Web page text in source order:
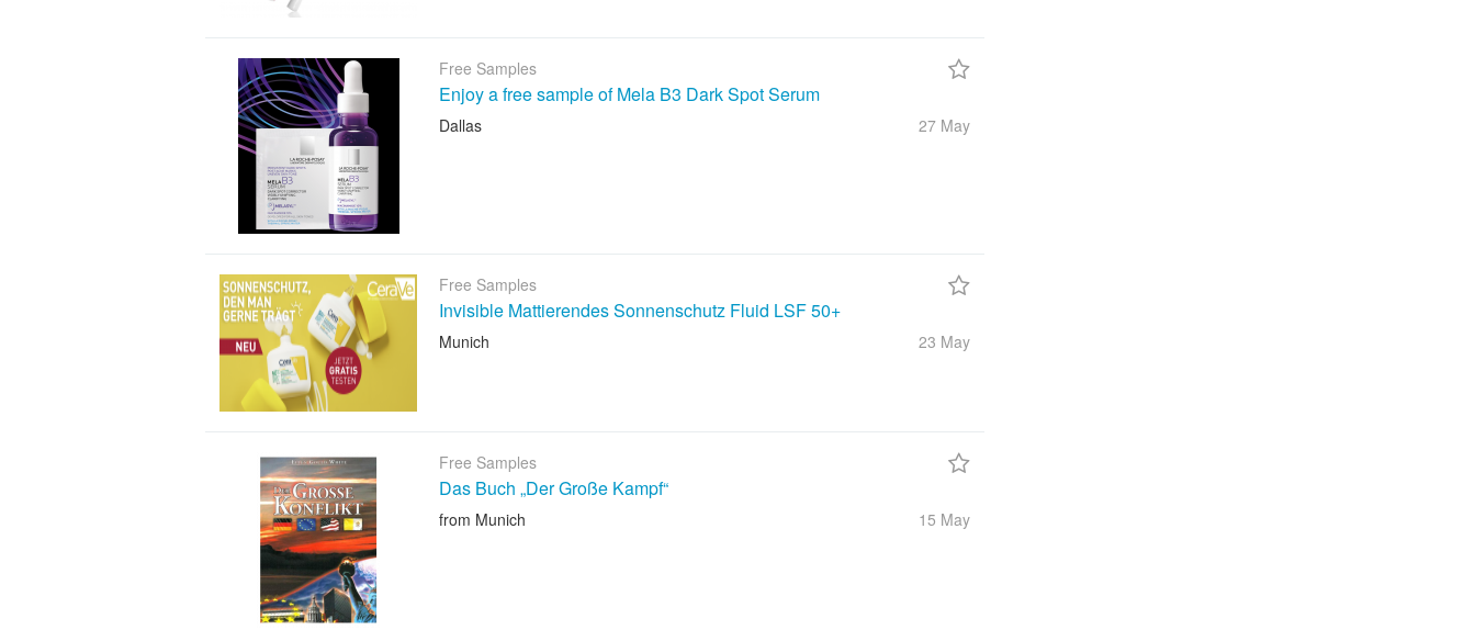
Free Samples
Enjoy a free sample of Mela B3 Dark Spot Serum
Dallas 27 May
Free Samples
Invisible Mattierendes Sonnenschutz Fluid LSF 50+
Munich 23 May
Free Samples
Das Buch „Der Große Kampf“
from Munich 15 May